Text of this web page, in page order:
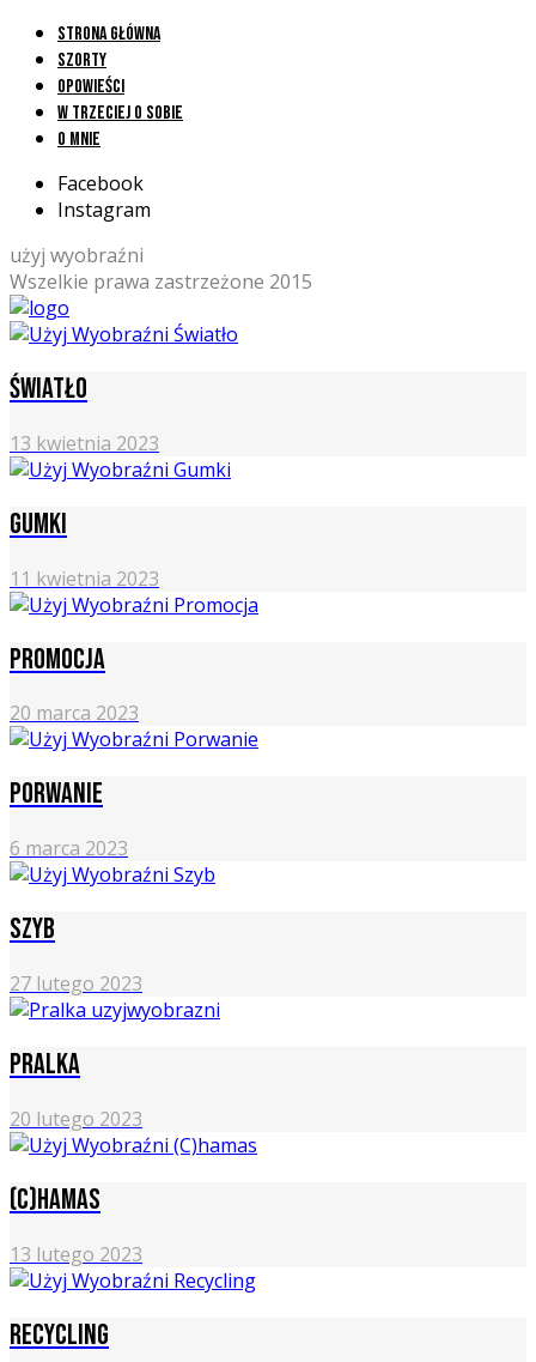
Strona główna
Szorty
Opowieści
W trzeciej o sobie
O mnie
Facebook
Instagram
użyj wyobraźni
Wszelkie prawa zastrzeżone 2015
Światło
13 kwietnia 2023
Gumki
11 kwietnia 2023
Promocja
20 marca 2023
Porwanie
6 marca 2023
Szyb
27 lutego 2023
Pralka
20 lutego 2023
(C)Hamas
13 lutego 2023
Recycling